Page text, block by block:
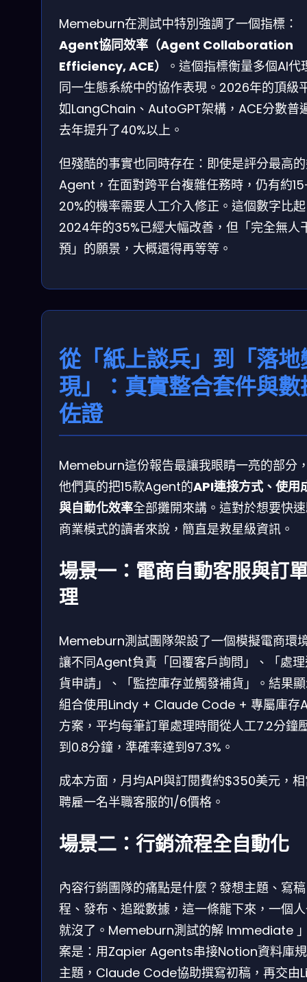
Memeburn在測試中特別強調了一個指標：
Agent協同效率（Agent Collaboration
Efficiency, ACE）
。這個指標衡量多個AI代
同一生態系統中的協作表現。2026年的頂級
如LangChain、AutoGPT架構，ACE分數普
去年提升了40%以上。
但殘酷的事實也同時存在：即使是評分最高
Agent，在面對跨平台複雜任務時，仍有約
20%的機率需要人工介入修正。這個數字比起
2024年的35%已經大幅改善，但「完全無人
預」的願景，大概還得再等等。
從「紙上談兵」到「落地
現」：真實整合套件與數
佐證
Memeburn這份報告最讓我眼睛一亮的部分
他們真的把15款Agent的API連接方式、使用
與自動化效率全部攤開來講。這對於想要快
商業模式的讀者來說，簡直是救星級資訊。
場景一：電商自動客服與訂
理
Memeburn測試團隊架設了一個模擬電商環
讓不同Agent負責「回覆客戶詢問」、「處
貨申請」、「監控庫存並觸發補貨」。結果
組合使用Lindy + Claude Code + 專屬庫存
方案，平均每筆訂單處理時間從人工7.2分鐘
到0.8分鐘，準確率達到97.3%。
成本方面，月均API與訂閱費約$350美元，
聘雇一名半職客服的1/6價格。
場景二：行銷流程全自動化
內容行銷團隊的痛點是什麼？發想主題、寫
程、發布、追蹤數據，這一條龍下來，一個
就沒了。Memeburn測試的解 Immediate
案是：用Zapier Agents串接Notion資料庫
主題，Claude Code協助撰寫初稿，再交由